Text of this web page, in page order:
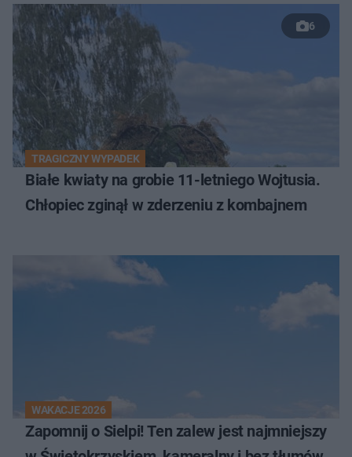
6
TRAGICZNY WYPADEK
Białe kwiaty na grobie 11-letniego Wojtusia.
Chłopiec zginął w zderzeniu z kombajnem
WAKACJE 2026
Zapomnij o Sielpi! Ten zalew jest najmniejszy